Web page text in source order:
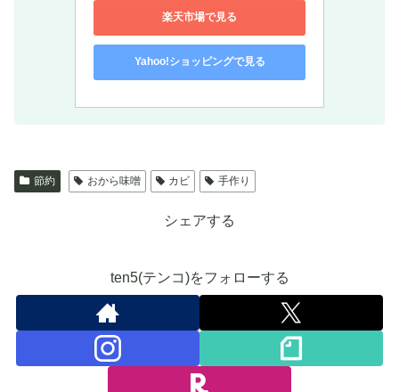
楽天市場で見る
Yahoo!ショッピングで見る
節約 おから味噌 カビ 手作り
シェアする
ten5(テンコ)をフォローする